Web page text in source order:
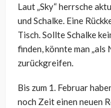
Laut „Sky“ herrsche
und Schalke. Eine
Tisch. Sollte Schalke
finden, könnte man
zurückgreifen.
Bis zum 1. Februar
noch Zeit einen neuen